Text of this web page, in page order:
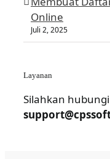
Online
Juli 2, 2025
Layanan
Silahkan